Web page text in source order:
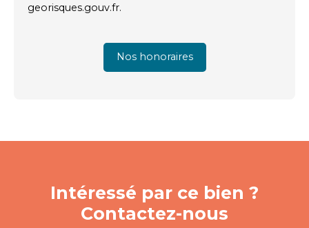
georisques.gouv.fr.
Nos honoraires
Intéressé par ce bien ?
Contactez-nous